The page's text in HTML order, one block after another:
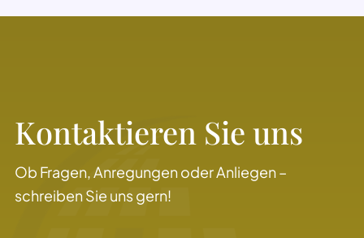
Kontaktieren Sie uns
Ob Fragen, Anregungen oder Anliegen –
schreiben Sie uns gern!